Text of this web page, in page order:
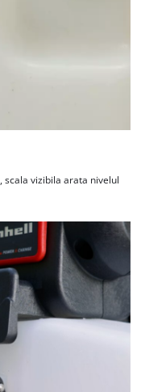
dvs. pentru a
Maps!
to load due
disclosed to the
needs to setup
to add this content
used.
vizibila arata nivelul